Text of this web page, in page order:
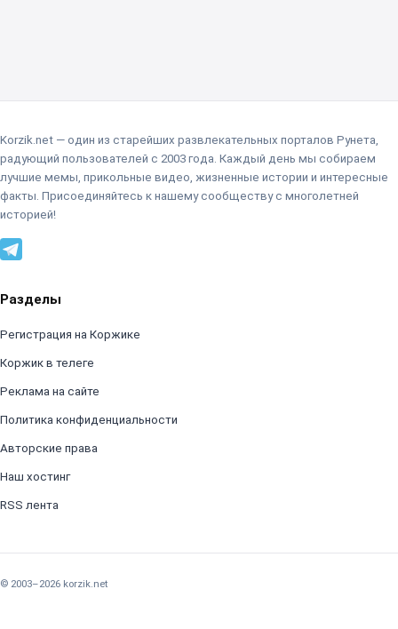
Korzik.net — один из старейших развлекательных порталов Рунета,
радующий пользователей с 2003 года. Каждый день мы собираем
лучшие мемы, прикольные видео, жизненные истории и интересные
факты. Присоединяйтесь к нашему сообществу с многолетней
историей!
Разделы
Регистрация на Коржике
Коржик в телеге
Реклама на сайте
Политика конфиденциальности
Авторские права
Наш хостинг
RSS лента
© 2003–2026 korzik.net